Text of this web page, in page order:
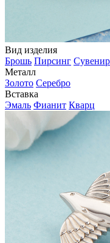
Вид изделия
Брошь Пирсинг
Металл
Золото Серебро
Вставка
Эмаль Фианит Кварц